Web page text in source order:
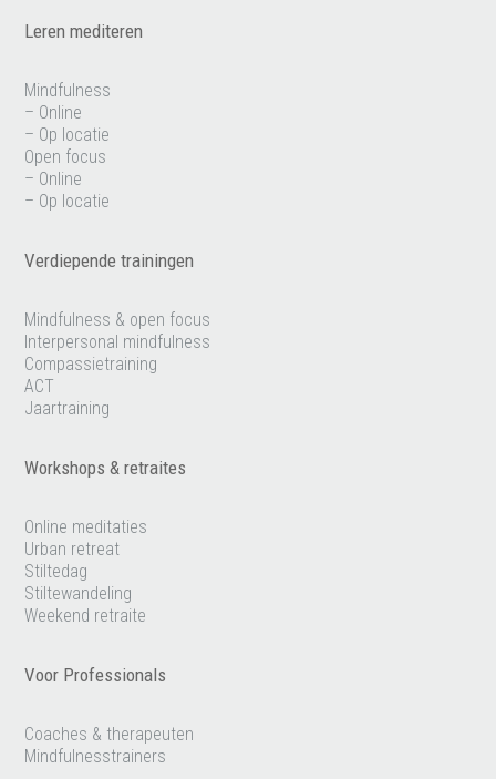
Leren mediteren
Mindfulness
– Online
– Op locatie
Open focus
– Online
– Op locatie
Verdiepende trainingen
Mindfulness & open focus
Interpersonal mindfulness
Compassietraining
ACT
Jaartraining
Workshops & retraites
Online meditaties
Urban retreat
Stiltedag
Stiltewandeling
Weekend retraite
Voor Professionals
Coaches & therapeuten
Mindfulnesstrainers